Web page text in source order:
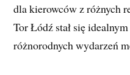
dla kierowców z różnych
Tor Łódź stał się
różnorodnych wydarzeń